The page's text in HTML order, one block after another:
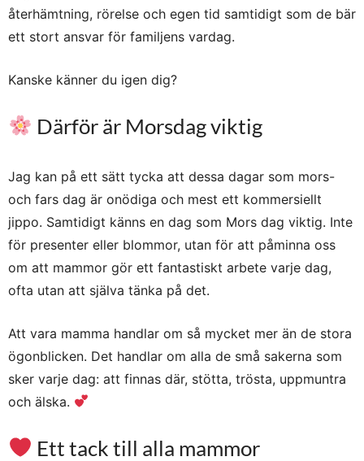
återhämtning, rörelse och egen tid samtidigt som de bär
ett stort ansvar för familjens vardag.
Kanske känner du igen dig?
Därför är Morsdag viktig
Jag kan på ett sätt tycka att dessa dagar som mors-
och fars dag är onödiga och mest ett kommersiellt
jippo. Samtidigt känns en dag som Mors dag viktig. Inte
för presenter eller blommor, utan för att påminna oss
om att mammor gör ett fantastiskt arbete varje dag,
ofta utan att själva tänka på det.
Att vara mamma handlar om så mycket mer än de stora
ögonblicken. Det handlar om alla de små sakerna som
sker varje dag: att finnas där, stötta, trösta, uppmuntra
och älska.
Ett tack till alla mammor